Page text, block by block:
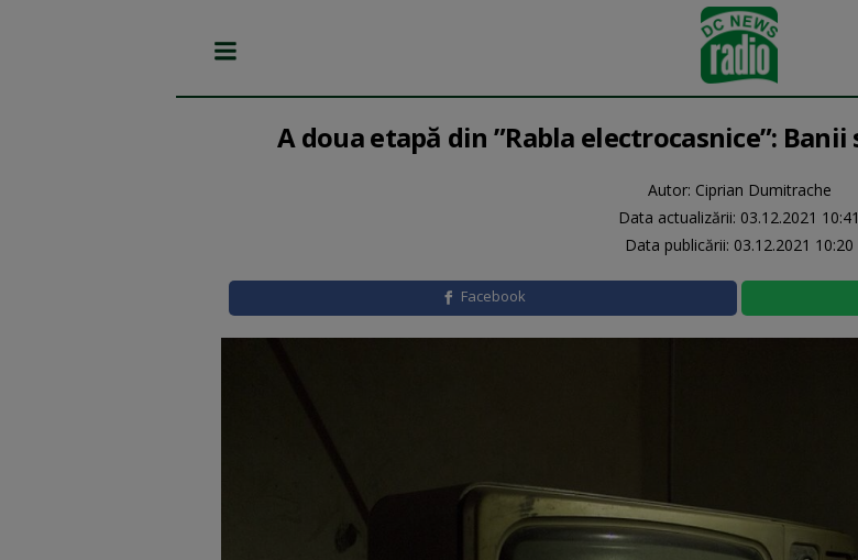
A doua etapă din ”Rabla electrocasnice”: Banii
Autor: Ciprian Dumitrache
Data actualizării: 03.12.2021 10:41
Data publicării: 03.12.2021 10:20
Facebook